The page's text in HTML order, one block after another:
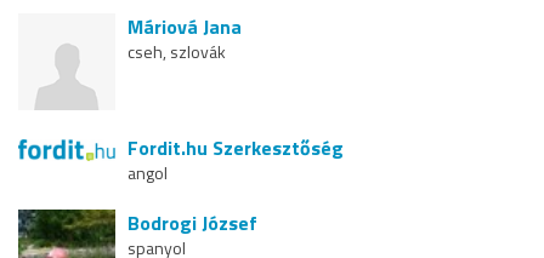
Máriová Jana
cseh, szlovák
Fordit.hu Szerkesztőség
angol
Bodrogi József
spanyol